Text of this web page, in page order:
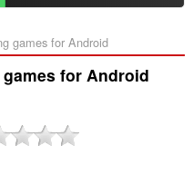
games for Android‎
for Android